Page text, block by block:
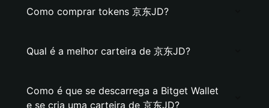
Como comprar tokens 京东JD?
Qual é a melhor carteira de 京东JD?
Como é que se descarrega a Bitget Wallet
e se cria uma carteira de 京东JD?